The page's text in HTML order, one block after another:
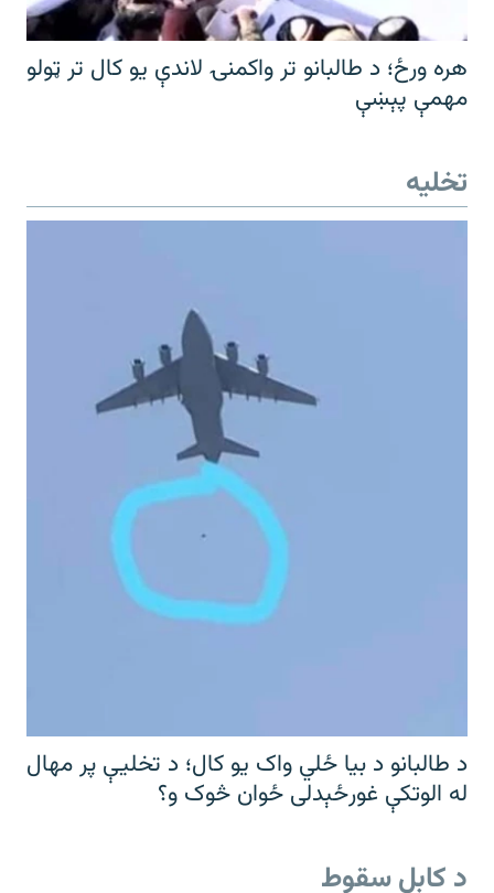
هره ورځ؛ د طالبانو تر واکمنۍ لاندې یو کال تر ټولو
مهمې پېښې
تخلیه
د طالبانو د بیا ځلي واک یو کال؛ د تخلیې پر مهال
له الوتکې غورځېدلی ځوان څوک و؟
د کابل سقوط